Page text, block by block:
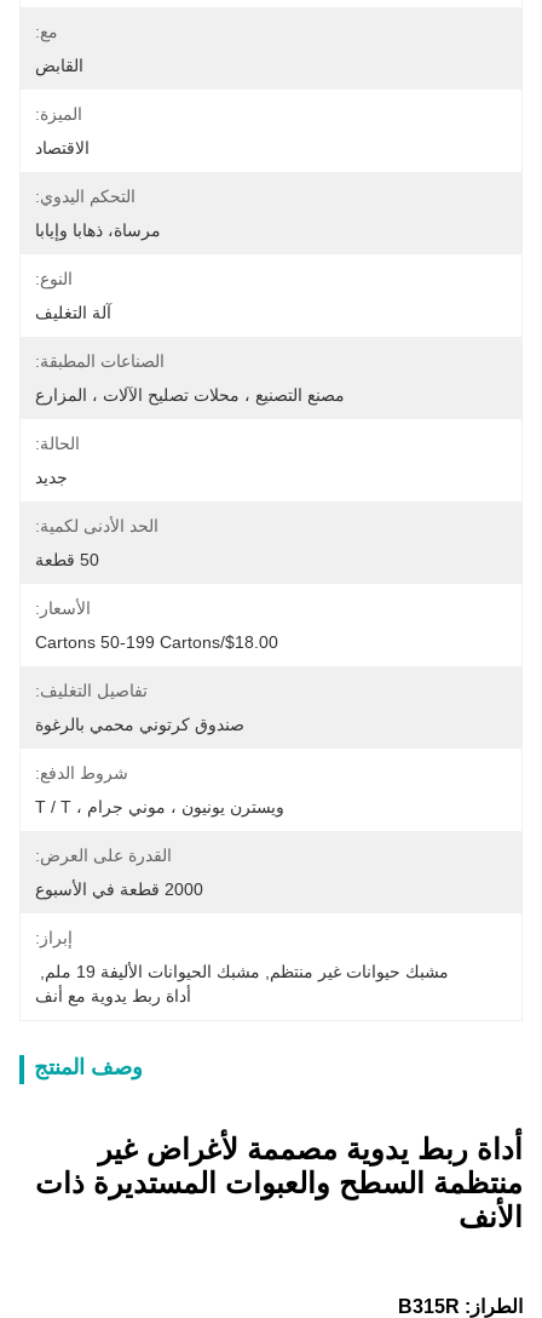
مع:
القابض
الميزة:
الاقتصاد
التحكم اليدوي:
مرساة، ذهابا وإيابا
النوع:
آلة التغليف
الصناعات المطبقة:
مصنع التصنيع ، محلات تصليح الآلات ، المزارع
الحالة:
جديد
الحد الأدنى لكمية:
50 قطعة
الأسعار:
$18.00/cartons 50-199 Cartons
تفاصيل التغليف:
صندوق كرتوني محمي بالرغوة
شروط الدفع:
ويسترن يونيون ، موني جرام ، T / T
القدرة على العرض:
2000 قطعة في الأسبوع
إبراز:
مشبك حيوانات غير منتظم
مشبك الحيوانات الأليفة 19 ملم
أداة ربط يدوية مع أنف
وصف المنتج
أداة ربط يدوية مصممة لأغراض غير
منتظمة السطح والعبوات المستديرة ذات
الأنف
الطراز: B315R